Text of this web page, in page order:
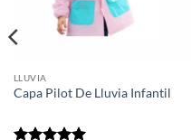
LLUVIA
Capa Pilot De Lluvia Infantil